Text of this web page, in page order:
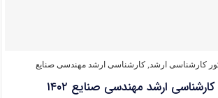
کارشناسی ارشد, کارشناسی ارشد مهندسی صنایع
ارشد مهندسی صنایع ۱۴۰۲